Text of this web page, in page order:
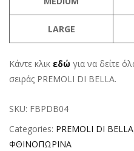
LARGE
Κάντε κλικ εδώ για να δείτε
σειράς PREMOLI DI BELLA.
SKU: FBPDB04
Categories: PREMOLI DI BELLA
ΦΘΙΝΟΠΩΡΙΝΑ